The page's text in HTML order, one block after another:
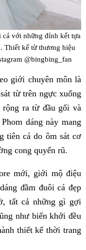
cá với những đính kết tựa
Thiết kế từ thương hiệu
@bingbing_fan
giới chuyên môn là
từ trên ngực xuống
rộng ra từ đầu gối và
dáng này mang
tiên cá do ôm sát cơ
cong quyến rũ.
mới, giới mộ điệu
đầm đuôi cá đẹp
tất cả những gì gợi
như biển khởi đều
thiết kế thời trang